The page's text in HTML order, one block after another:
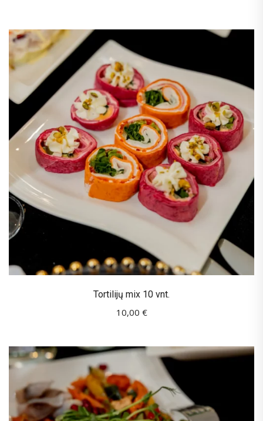
Tortilijų mix 10 vnt.
10,00 €